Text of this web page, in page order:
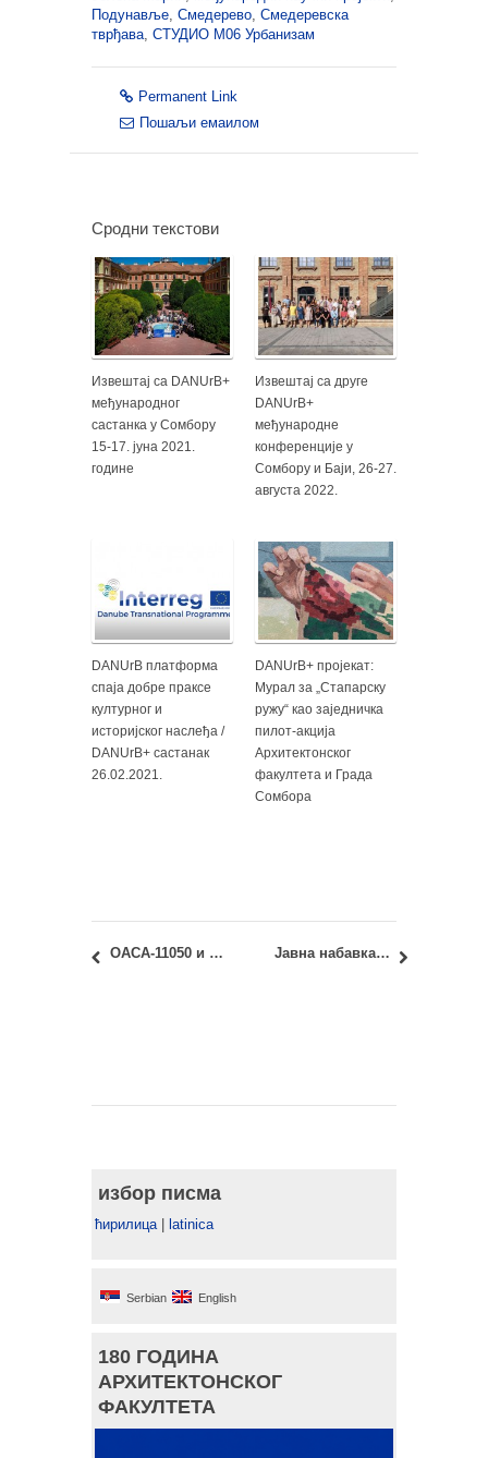
Подунавље, Смедерево, Смедеревска
тврђава, СТУДИО М06 Урбанизам
Permanent Link
Пошаљи емаилом
Сродни текстови
Извештај са DANUrB+
међународног
састанка у Сомбору
15-17. јуна 2021.
године
Извештај са друге
DANUrB+
међународне
конференције у
Сомбору и Баји, 26-27.
августа 2022.
DANUrB платформа
спаја добре праксе
културног и
историјског наслеђа /
DANUrB+ састанак
26.02.2021.
DANUrB+ пројекат:
Мурал за „Стапарску
ружу“ као заједничка
пилот-акција
Архитектонског
факултета и Града
Сомбора
ОАСА-11050 и ИАСА-11050 – Материјали и физика зграда: увид у испитне радове из фебруарског рока Јавна набавка бр. У4/2019: набавка услуга – одржавање софтвера за рад студентске службе
избор писма
ћирилица| latinica
Serbian English
180 ГОДИНА
АРХИТЕКТОНСКОГ
ФАКУЛТЕТА